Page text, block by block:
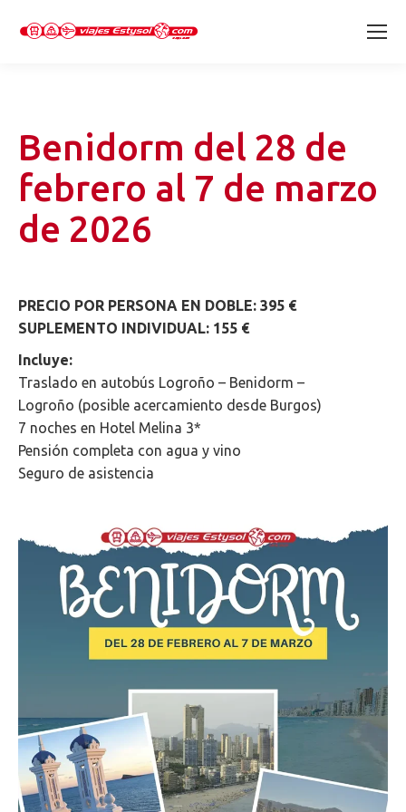
Benidorm del 28 de
febrero al 7 de marzo
de 2026
PRECIO POR PERSONA EN DOBLE: 395 €
SUPLEMENTO INDIVIDUAL: 155 €
Incluye:
Traslado en autobús Logroño – Benidorm –
Logroño (posible acercamiento desde Burgos)
7 noches en Hotel Melina 3*
Pensión completa con agua y vino
Seguro de asistencia